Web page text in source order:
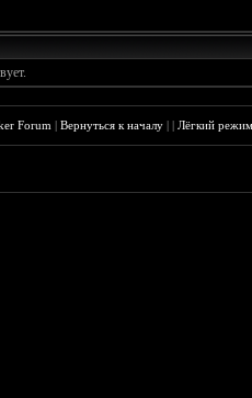
Forum |Вернуться к началу ||Лёгкий